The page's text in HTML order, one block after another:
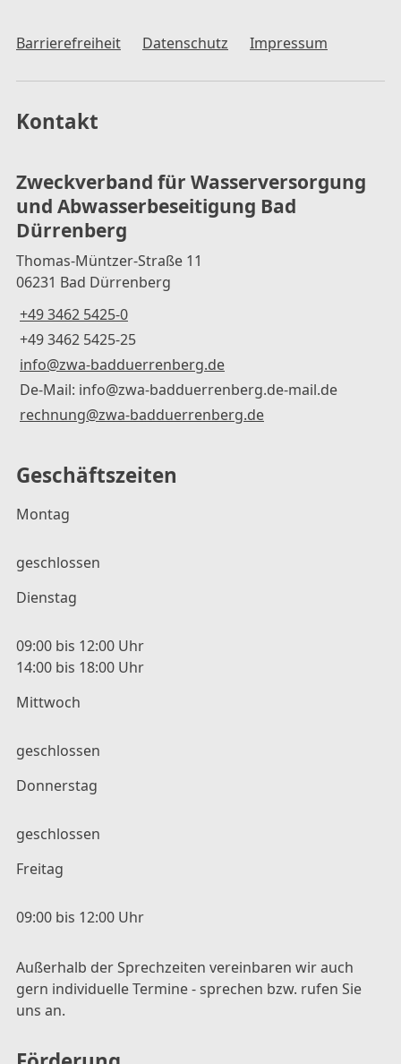
Barrierefreiheit Datenschutz Impressum
Kontakt
Zweckverband für Wasserversorgung
und Abwasserbeseitigung Bad
Dürrenberg
Thomas-Müntzer-Straße 11
06231 Bad Dürrenberg
+49 3462 5425-0
+49 3462 5425-25
info@zwa-badduerrenberg.de
De-Mail: info@zwa-badduerrenberg.de-mail.de
rechnung@zwa-badduerrenberg.de
Geschäftszeiten
Montag
geschlossen
Dienstag
09:00 bis 12:00 Uhr
14:00 bis 18:00 Uhr
Mittwoch
geschlossen
Donnerstag
geschlossen
Freitag
09:00 bis 12:00 Uhr
Außerhalb der Sprechzeiten vereinbaren wir auch
gern individuelle Termine - sprechen bzw. rufen Sie
uns an.